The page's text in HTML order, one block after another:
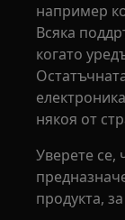
например
Всяка
когато
някоя от
Уверете се,
продукта,